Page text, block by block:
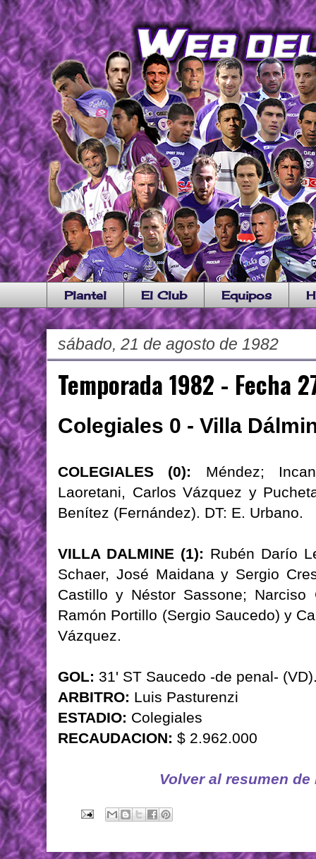
Plantel El Club Equipos
sábado, 21 de agosto de 1982
Temporada 1982 - Fecha
Colegiales 0 - Villa
COLEGIALES (0):
Méndez;
Laoretani, Carlos Vázquez y
Benítez (Fernández). DT: E. Urbano.
VILLA DALMINE (1): Rubén Darío
Schaer, José Maidana y Sergio
Castillo y Néstor Sassone; Narciso
Ramón Portillo (Sergio Saucedo) y
Vázquez.
GOL: 31' ST Saucedo -de penal-
ARBITRO: Luis Pasturenzi
ESTADIO: Colegiales
RECAUDACION: $ 2.962.000
Volver al resumen